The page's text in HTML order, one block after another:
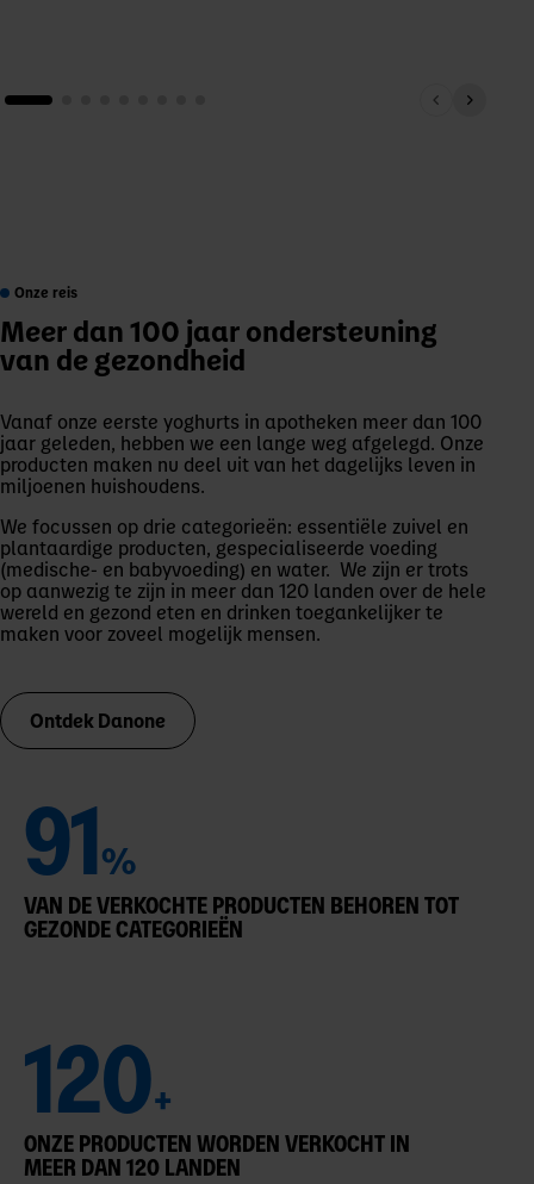
Onze reis
Meer dan 100 jaar ondersteuning
van de gezondheid
Vanaf onze eerste yoghurts in apotheken meer dan 100
jaar geleden, hebben we een lange weg afgelegd. Onze
producten maken nu deel uit van het dagelijks leven in
miljoenen huishoudens.
We focussen op drie categorieën: essentiële zuivel en
plantaardige producten, gespecialiseerde voeding
(medische- en babyvoeding) en water. We zijn er trots
op aanwezig te zijn in meer dan 120 landen over de hele
wereld en gezond eten en drinken toegankelijker te
maken voor zoveel mogelijk mensen.
Ontdek Danone
91%
VAN DE VERKOCHTE PRODUCTEN BEHOREN TOT
GEZONDE CATEGORIEËN
120+
ONZE PRODUCTEN WORDEN VERKOCHT IN
MEER DAN 120 LANDEN